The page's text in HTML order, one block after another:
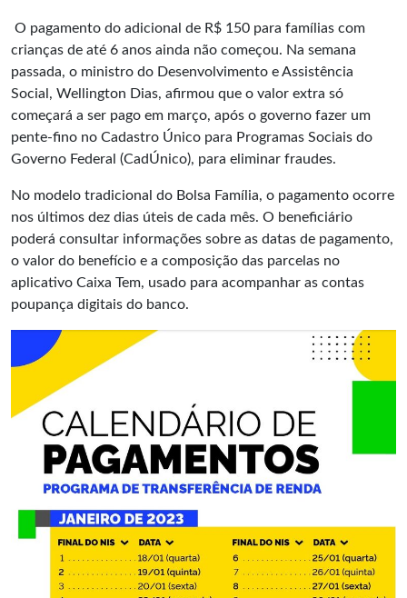
O pagamento do adicional de R$ 150 para famílias com
crianças de até 6 anos ainda não começou. Na semana
passada, o ministro do Desenvolvimento e Assistência
Social, Wellington Dias, afirmou que o valor extra só
começará a ser pago em março, após o governo fazer um
pente-fino no Cadastro Único para Programas Sociais do
Governo Federal (CadÚnico), para eliminar fraudes.
No modelo tradicional do Bolsa Família, o pagamento ocorre
nos últimos dez dias úteis de cada mês. O beneficiário
poderá consultar informações sobre as datas de pagamento,
o valor do benefício e a composição das parcelas no
aplicativo Caixa Tem, usado para acompanhar as contas
poupança digitais do banco.